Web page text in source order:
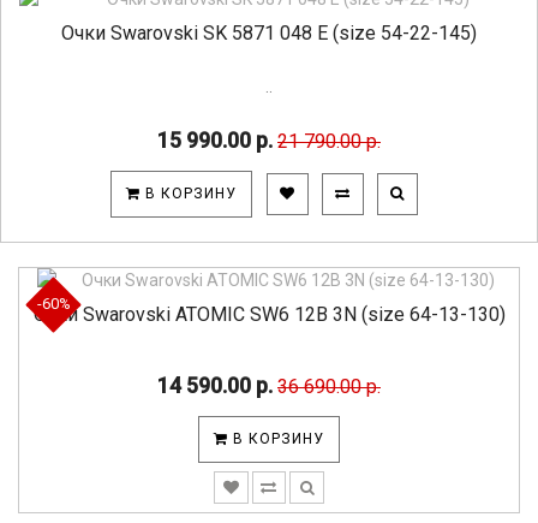
Очки Swarovski SK 5871 048 E (size 54-22-145)
15 990.00 р. 21 790.00 р.
В КОРЗИНУ
-60%
Очки Swarovski ATOMIC SW6 12B 3N (size 64-13-130)
14 590.00 р. 36 690.00 р.
В КОРЗИНУ